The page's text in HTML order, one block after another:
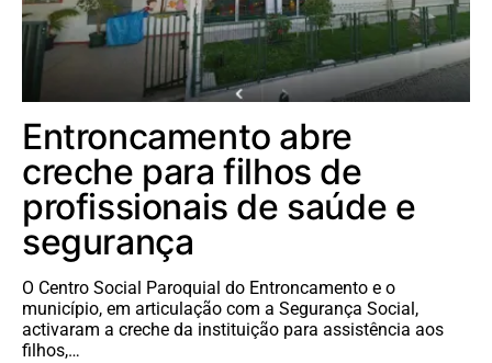
Entroncamento abre
creche para filhos de
profissionais de saúde e
segurança
O Centro Social Paroquial do Entroncamento e o
município, em articulação com a Segurança Social,
activaram a creche da instituição para assistência aos
filhos,…